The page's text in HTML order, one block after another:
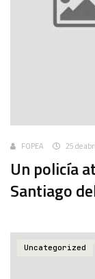
FOPEA 25 de
Un policía
Santiago
Uncategorized